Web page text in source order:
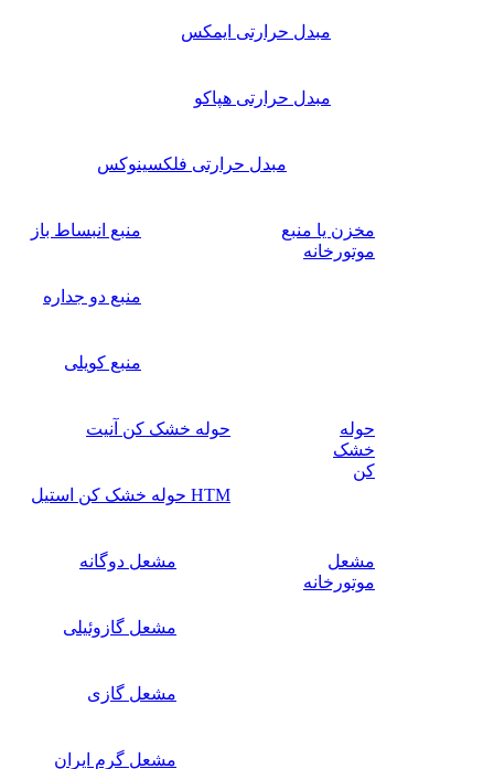
مبدل حرارتی ایمکس
مبدل حرارتی هپاکو
مبدل حرارتی فلکسینوکس
مخزن یا منبع
موتورخانه
منبع انبساط باز
منبع دو جداره
منبع کویلی
حوله
خشک
کن
حوله خشک کن آنیت
HTM حوله خشک کن استیل
مشعل
موتورخانه
مشعل دوگانه
مشعل گازوئیلی
مشعل گازی
مشعل گرم ایران